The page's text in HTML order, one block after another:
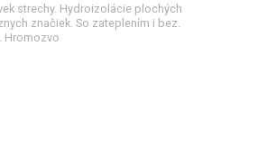
strechy. Hydroizolácie plochých
značiek. So zateplením i bez.
Hromozvo